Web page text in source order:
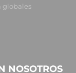
globales
NOSOTROS